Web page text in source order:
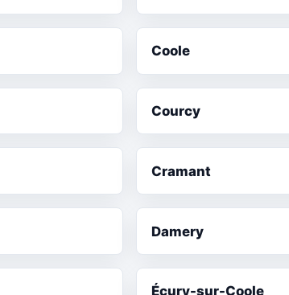
Coole
Courcy
Cramant
Damery
Écury-sur-Coole